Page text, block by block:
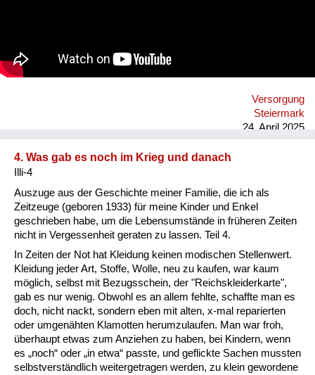
Sachen geholt. So hat der Schwarzhandel funktioniert.
Versorgung
Steiermark
24. April 2025
4. Was gab es noch im Krieg und danach
Illi-4
Auszuge aus der Geschichte meiner Familie, die ich als
Zeitzeuge (geboren 1933) für meine Kinder und Enkel
geschrieben habe, um die Lebensumstände in früheren Zeiten
nicht in Vergessenheit geraten zu lassen. Teil 4.
In Zeiten der Not hat Kleidung keinen modischen Stellenwert.
Kleidung jeder Art, Stoffe, Wolle, neu zu kaufen, war kaum
möglich, selbst mit Bezugsschein, der "Reichskleiderkarte",
gab es nur wenig. Obwohl es an allem fehlte, schaffte man es
doch, nicht nackt, sondern eben mit alten, x-mal reparierten
oder umgenähten Klamotten herumzulaufen. Man war froh,
überhaupt etwas zum Anziehen zu haben, bei Kindern, wenn
es „noch“ oder „in etwa“ passte, und geflickte Sachen mussten
selbstverständlich weitergetragen werden, zu klein gewordene